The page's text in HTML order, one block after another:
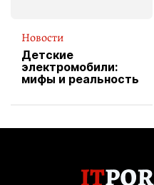
Новости
Детские
электромобили:
мифы и реальность